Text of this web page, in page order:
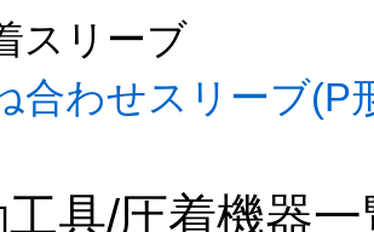
スリーブ
合わせスリーブ(P
具/圧着機器一